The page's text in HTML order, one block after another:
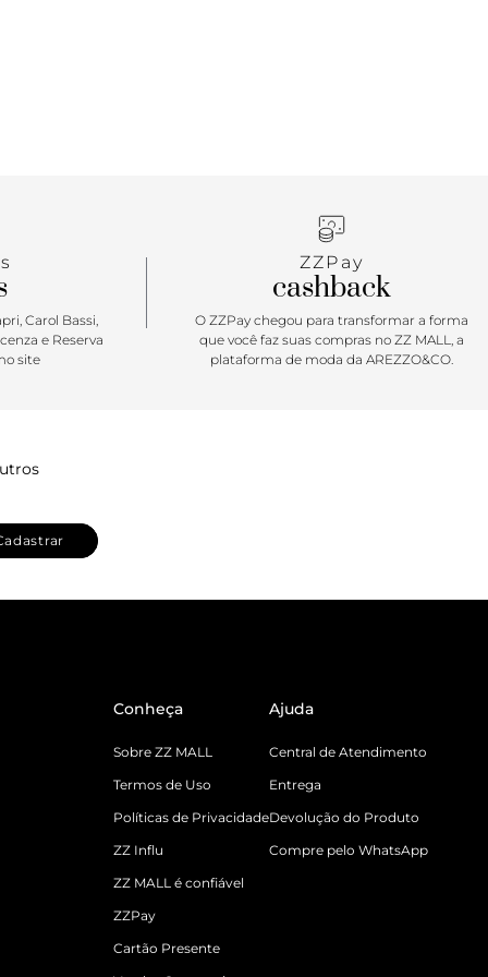
Carol Bassi,
e Reserva
site
ZZPay
cashback
O ZZPay chegou para transformar a forma
que você faz suas compras no ZZ MALL, a
plataforma de moda da AREZZO&CO.
Conheça
Sobre ZZ MALL
Termos de Uso
Políticas de Privacidade
ZZ Influ
ZZ MALL é confiável
ZZPay
Cartão Presente
Ajuda
Central de Atendimento
Entrega
Devolução do Produto
Compre pelo WhatsApp